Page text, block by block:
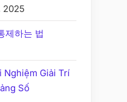
2025
제하는 법
Nghiệm Giải Trí
Số